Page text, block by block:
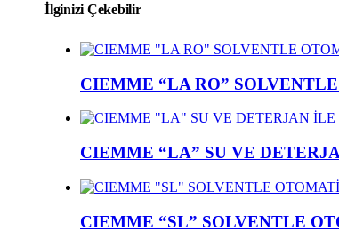
İlginizi Çekebilir
CIEMME “LA RO”
CIEMME “LA” SU VE
CIEMME “SL” SOLVENTLE